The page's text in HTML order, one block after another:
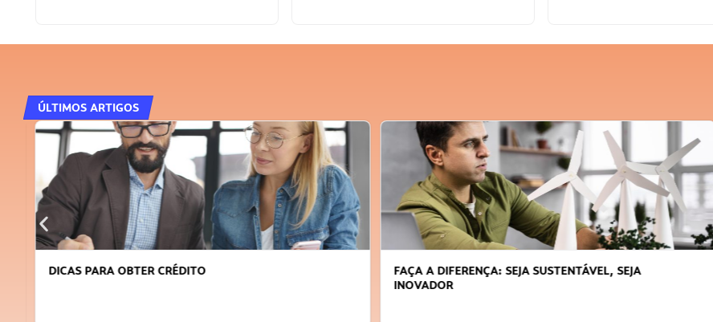
ÚLTIMOS ARTIGOS
DICAS PARA OBTER CRÉDITO
FAÇA A DIFERENÇA: SEJA SUSTENTÁVEL, SEJA
INOVADOR